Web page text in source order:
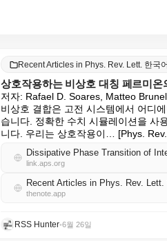
Recent Articles in Phys. Rev. Lett. 한국
상호작용하는 비상호 대칭 페르미온
저자: Rafael D. Soares, Matteo
비상호 결합은 고전 시스템에서 어디
습니다. 정확한 수치 시뮬레이션을 사
니다. 우리는 상호작용이… [Phys.
Dissipative Phase Transition of
link.aps.org
Recent Articles in Phys. Rev. Lett.
thenote.app
RSS Hunter•6월 26일